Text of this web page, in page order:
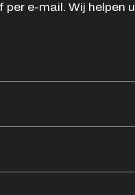
e-mail. Wij helpen u